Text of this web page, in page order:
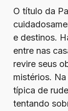
O título da
e destinos.
entre nas
revire seus
mistérios.
típica de
tentando